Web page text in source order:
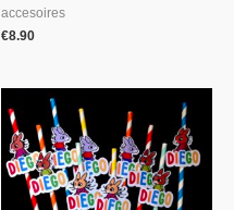
accesoires
€8.90